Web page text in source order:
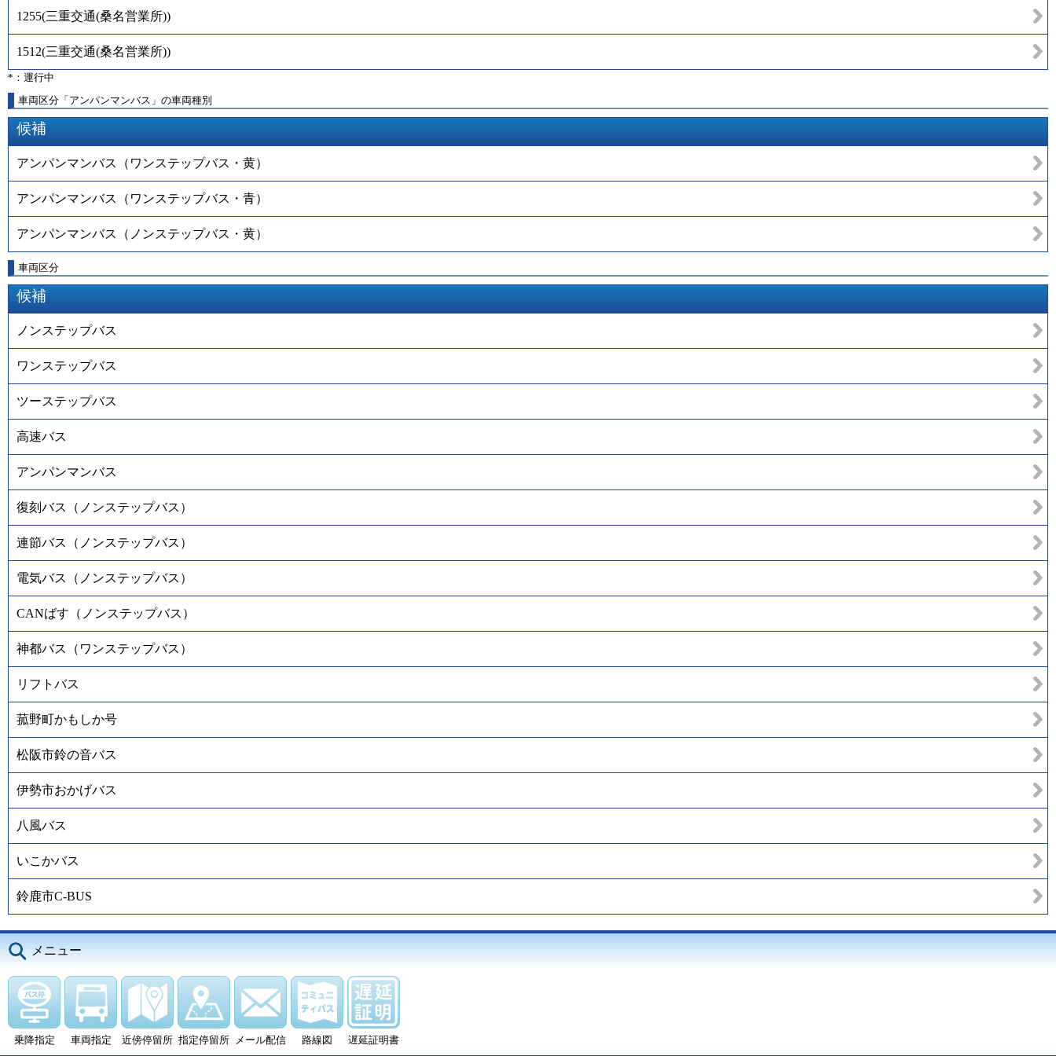
1255(三重交通(桑名営業所))
1512(三重交通(桑名営業所))
*：運行中
車両区分「アンパンマンバス」の車両種別
候補
アンパンマンバス（ワンステップバス・黄）
アンパンマンバス（ワンステップバス・青）
アンパンマンバス（ノンステップバス・黄）
車両区分
候補
ノンステップバス
ワンステップバス
ツーステップバス
高速バス
アンパンマンバス
復刻バス（ノンステップバス）
連節バス（ノンステップバス）
電気バス（ノンステップバス）
CANばす（ノンステップバス）
神都バス（ワンステップバス）
リフトバス
菰野町かもしか号
松阪市鈴の音バス
伊勢市おかげバス
八風バス
いこかバス
鈴鹿市C-BUS
メニュー
乗降指定 車両指定 近傍停留所 指定停留所 メール配信 路線図 遅延証明書